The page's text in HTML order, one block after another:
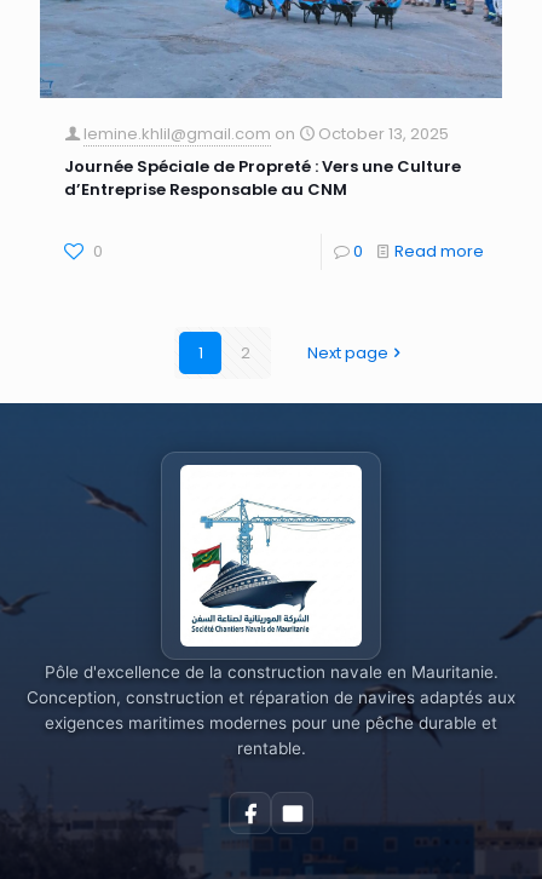
lemine.khlil@gmail.com on
October 13, 2025
Journée Spéciale de Propreté : Vers une Culture
d’Entreprise Responsable au CNM
0 0 Read more
1 2 Next page
Pôle d'excellence de la construction navale en Mauritanie.
Conception, construction et réparation de navires adaptés aux
exigences maritimes modernes pour une pêche durable et
rentable.